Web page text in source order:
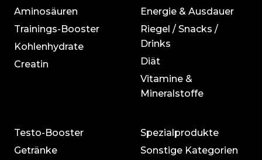
Aminosäuren
Trainings-Booster
Kohlenhydrate
Creatin
Energie & Ausdauer
Riegel / Snacks /
Drinks
Diät
Vitamine &
Mineralstoffe
Testo-Booster
Getränke
Spezialprodukte
Sonstige Kategorien